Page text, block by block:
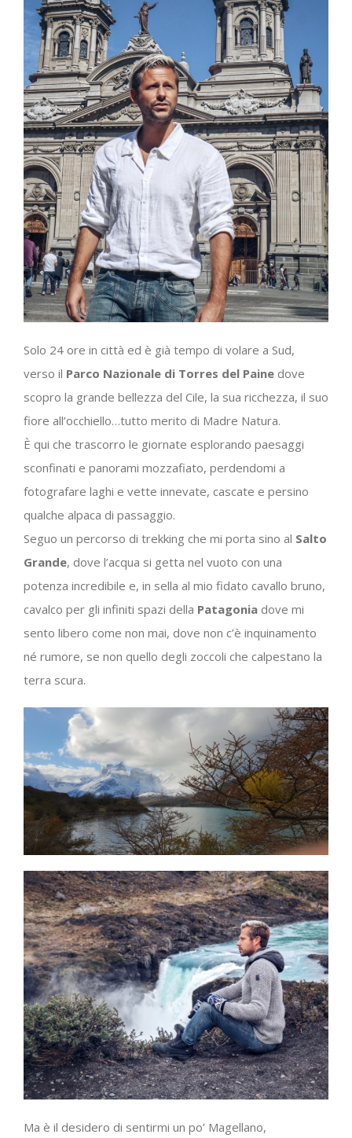
Solo 24 ore in città ed è già tempo di volare a Sud,
verso il Parco Nazionale di Torres del Paine dove
scopro la grande bellezza del Cile, la sua ricchezza, il suo
fiore all’occhiello…tutto merito di Madre Natura.
È qui che trascorro le giornate esplorando paesaggi
sconfinati e panorami mozzafiato, perdendomi a
fotografare laghi e vette innevate, cascate e persino
qualche alpaca di passaggio.
Seguo un percorso di trekking che mi porta sino al Salto
Grande, dove l’acqua si getta nel vuoto con una
potenza incredibile e, in sella al mio fidato cavallo bruno,
cavalco per gli infiniti spazi della Patagonia dove mi
sento libero come non mai, dove non c’è inquinamento
né rumore, se non quello degli zoccoli che calpestano la
terra scura.
Ma è il desidero di sentirmi un po’ Magellano,